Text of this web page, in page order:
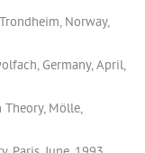
Norway,
Germany, April,
Mölle,